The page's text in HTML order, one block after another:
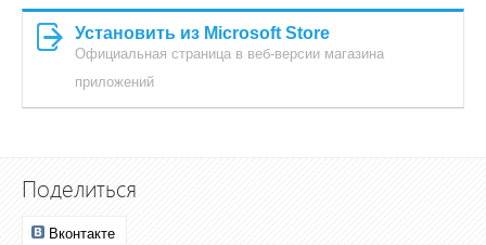
Установить из Microsoft Store
Официальная страница в веб-версии магазина
приложений
Поделиться
Вконтакте